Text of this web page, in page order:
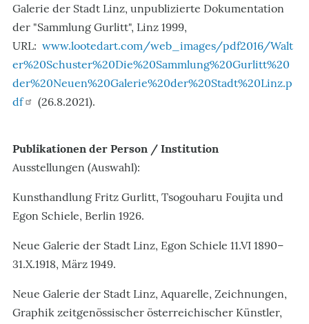
Galerie der Stadt Linz, unpublizierte Dokumentation
der "Sammlung Gurlitt", Linz 1999,
URL: www.lootedart.com/web_images/pdf2016/Walt
er%20Schuster%20Die%20Sammlung%20Gurlitt%20
der%20Neuen%20Galerie%20der%20Stadt%20Linz.p
df
(26.8.2021).
Publikationen der Person / Institution
Ausstellungen (Auswahl):
Kunsthandlung Fritz Gurlitt, Tsogouharu Foujita und
Egon Schiele, Berlin 1926.
Neue Galerie der Stadt Linz, Egon Schiele 11.VI 1890–
31.X.1918, März 1949.
Neue Galerie der Stadt Linz, Aquarelle, Zeichnungen,
Graphik zeitgenössischer österreichischer Künstler,